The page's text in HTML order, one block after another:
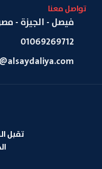
تواصل معنا
فيصل - الجيزة -
01069269712
تقبل